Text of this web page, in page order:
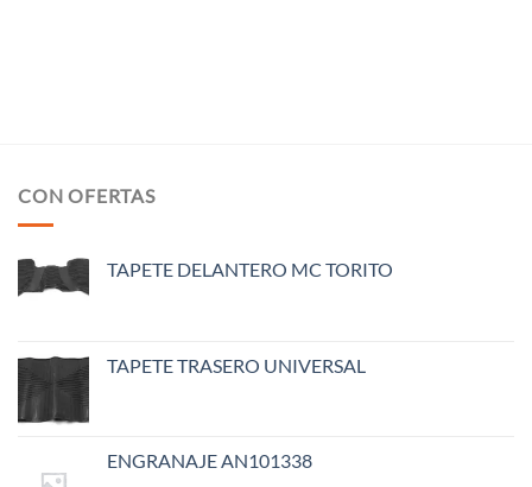
CON OFERTAS
TAPETE DELANTERO MC TORITO
TAPETE TRASERO UNIVERSAL
ENGRANAJE AN101338